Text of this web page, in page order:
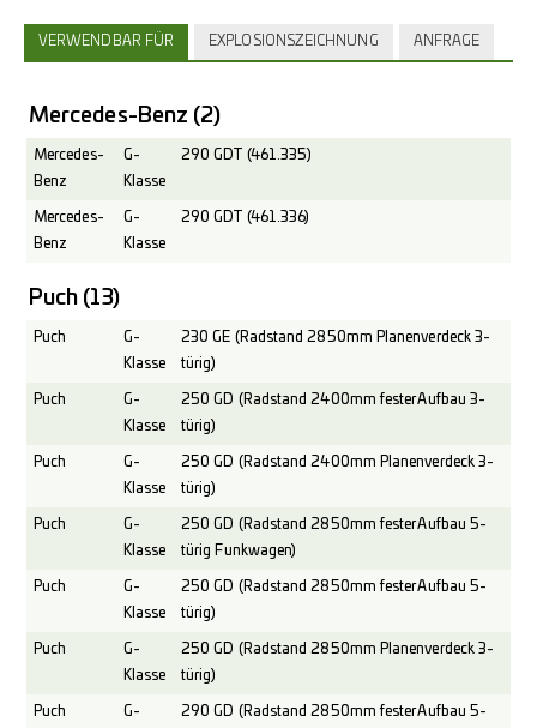
VERWENDBAR FÜR EXPLOSIONSZEICHNUNG ANFRAGE
Mercedes-Benz (2)
Mercedes-
Benz
G-
Klasse
290 GDT (461.335)
Mercedes-
Benz
G-
Klasse
290 GDT (461.336)
Puch (13)
Puch
G-
Klasse
230 GE (Radstand 2850mm Planenverdeck 3-
türig)
Puch
G-
Klasse
250 GD (Radstand 2400mm fester Aufbau 3-
türig)
Puch
G-
Klasse
250 GD (Radstand 2400mm Planenverdeck 3-
türig)
Puch
G-
Klasse
250 GD (Radstand 2850mm fester Aufbau 5-
türig Funkwagen)
Puch
G-
Klasse
250 GD (Radstand 2850mm fester Aufbau 5-
türig)
Puch
G-
Klasse
250 GD (Radstand 2850mm Planenverdeck 3-
türig)
Puch
G-
290 GD (Radstand 2850mm fester Aufbau 5-